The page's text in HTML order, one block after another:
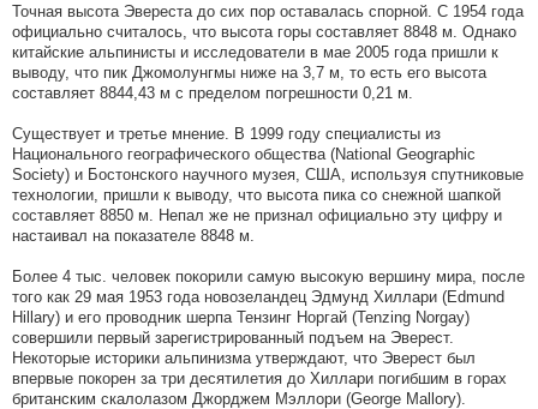
Точная высота Эвереста до сих пор оставалась спорной. С 1954 года
официально считалось, что высота горы составляет 8848 м. Однако
китайские альпинисты и исследователи в мае 2005 года пришли к
выводу, что пик Джомолунгмы ниже на 3,7 м, то есть его высота
составляет 8844,43 м с пределом погрешности 0,21 м.
Существует и третье мнение. В 1999 году специалисты из
Национального географического общества (National Geographic
Society) и Бостонского научного музея, США, используя спутниковые
технологии, пришли к выводу, что высота пика со снежной шапкой
составляет 8850 м. Непал же не признал официально эту цифру и
настаивал на показателе 8848 м.
Более 4 тыс. человек покорили самую высокую вершину мира, после
того как 29 мая 1953 года новозеландец Эдмунд Хиллари (Edmund
Hillary) и его проводник шерпа Тензинг Норгай (Tenzing Norgay)
совершили первый зарегистрированный подъем на Эверест.
Некоторые историки альпинизма утверждают, что Эверест был
впервые покорен за три десятилетия до Хиллари погибшим в горах
британским скалолазом Джорджем Мэллори (George Mallory).